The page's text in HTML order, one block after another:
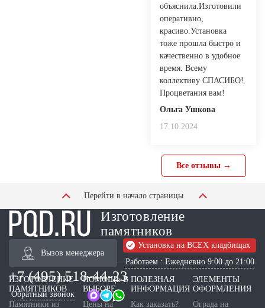
объяснила.Изготовили
оперативно,
красиво.Установка
тоже прошла быстро и
качественно в удобное
время. Всему
коллективу СПАСИБО!
Процветания вам!
Ольга Ушкова
17.10.2024
Все отзывы →
Перейти в начало страницы
Изготовление
памятников
Вызов менеджера
Установка на ВСЕХ кладбищах
Работаем : Ежедневно 9:00 до 21:00
+7 (495) 518-44-23
Обратный звонок
ИЗГОТОВЛЕНИЕ
ПАМЯТНИКОВ
Памятники из
ПОМОЩЬ В
ВЫБОРЕ
Цены на
ПОЛЕЗНАЯ
ИНФОРМАЦИЯ
Как заказать?
ЭЛЕМЕНТЫ
ОФОРМЛЕНИЯ
Ограда на